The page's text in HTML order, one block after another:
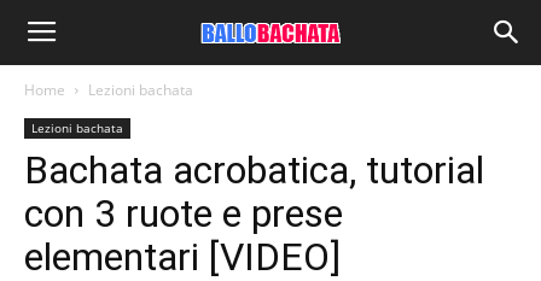
Home Lezioni bachata
Lezioni bachata
Bachata acrobatica, tutorial
con 3 ruote e prese
elementari [VIDEO]